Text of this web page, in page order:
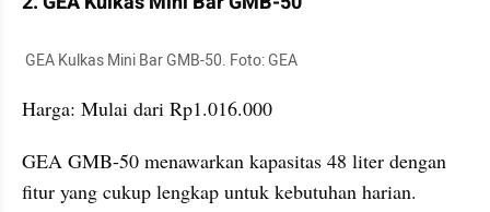
GEA Kulkas Mini Bar GMB-50. Foto: GEA
Harga: Mulai dari Rp1.016.000
GEA GMB-50 menawarkan kapasitas 48 liter dengan
fitur yang cukup lengkap untuk kebutuhan harian.